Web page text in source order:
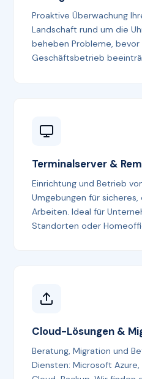
Proaktive Überwachung
Landschaft rund um die
beheben Probleme, bevor
Geschäftsbetrieb
Terminalserver &
Einrichtung und Betrieb
Umgebungen für sicheres,
Arbeiten. Ideal für
Standorten oder
Cloud-Lösungen &
Beratung, Migration und
Diensten: Microsoft